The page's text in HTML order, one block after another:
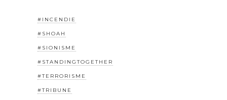
#INCENDIE
#SHOAH
#SIONISME
#STANDINGTOGETHER
#TERRORISME
#TRIBUNE